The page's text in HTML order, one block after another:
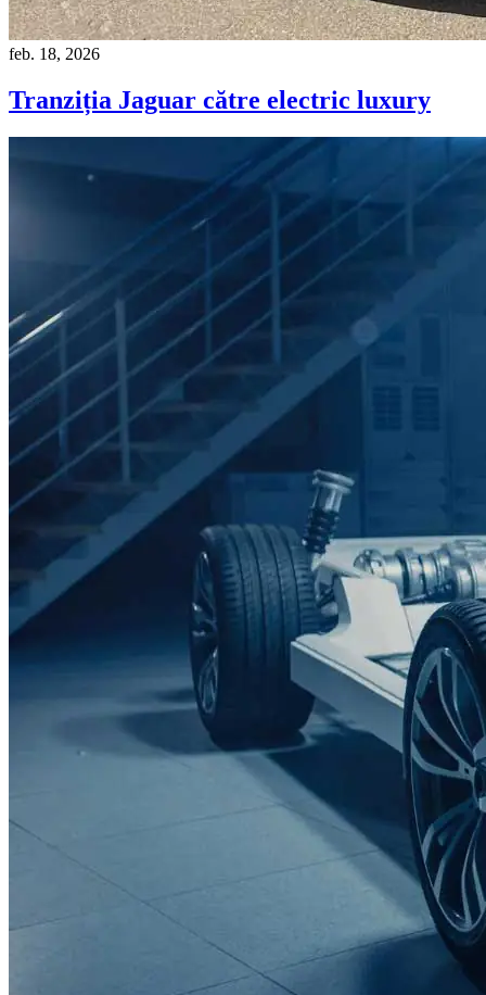
feb. 18, 2026
Tranziția Jaguar către electric luxury